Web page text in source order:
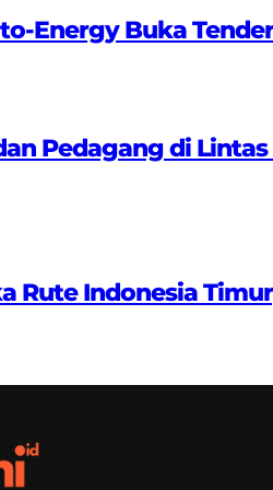
Energy Buka
Pedagang di
Rute Indonesia